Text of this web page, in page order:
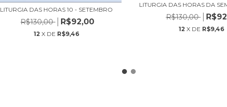
LITURGIA DAS HORAS 10 - SETEMBRO
R$130,00 R$92,00
12 X DE R$9,46
LITURGIA DAS HORAS DA
R$130,00
12 X DE R$9,46